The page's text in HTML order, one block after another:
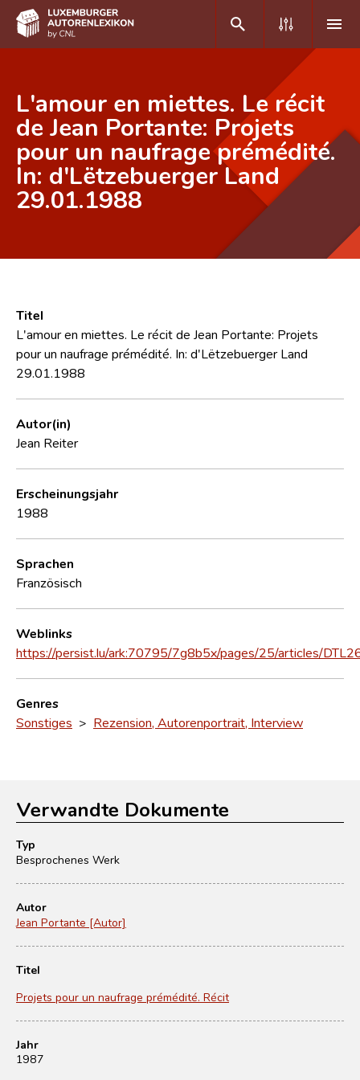
DE FR
Home
Autor(inn)en A-Z
Erweiterte Suche
Forschungsgruppe
Kontakt
L'amour en miettes. Le récit
de Jean Portante: Projets
pour un naufrage prémédité.
In: d'Lëtzebuerger Land
29.01.1988
Titel
L'amour en miettes. Le récit de Jean Portante: Projets
pour un naufrage prémédité. In: d'Lëtzebuerger Land
29.01.1988
Autor(in)
Jean Reiter
Erscheinungsjahr
1988
Sprachen
Französisch
Weblinks
https://persist.lu/ark:70795/7g8b5x/pages/25/articles/
Genres
Sonstiges > Rezension, Autorenportrait, Interview
Verwandte Dokumente
Typ
Besprochenes Werk
Autor
Jean Portante [Autor]
Titel
Projets pour un naufrage prémédité. Récit
Jahr
1987